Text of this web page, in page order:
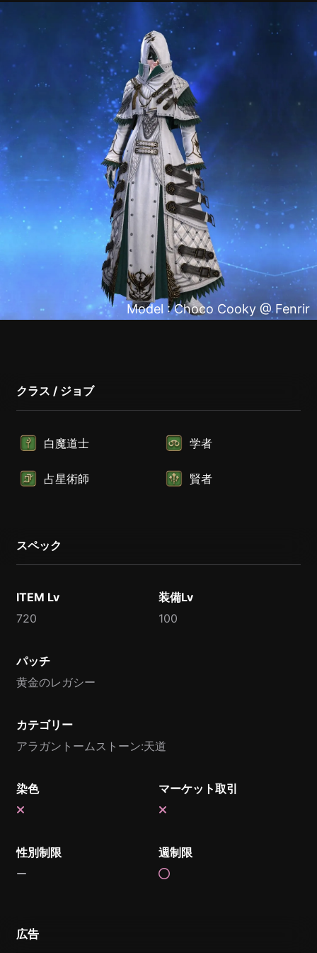
Model : Choco Cooky @ Fenrir
クラス / ジョブ
白魔道士 学者
占星術師 賢者
スペック
ITEM Lv
720
装備Lv
100
パッチ
黄金のレガシー
カテゴリー
アラガントームストーン:天道
染色 マーケット取引
性別制限 週制限
広告